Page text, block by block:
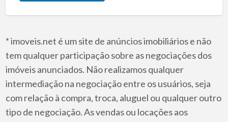
* imoveis.net é um site de anúncios imobiliários e não
tem qualquer participação sobre as negociações dos
imóveis anunciados. Não realizamos qualquer
intermediação na negociação entre os usuários, seja
com relação à compra, troca, aluguel ou qualquer outro
tipo de negociação. As vendas ou locações aos